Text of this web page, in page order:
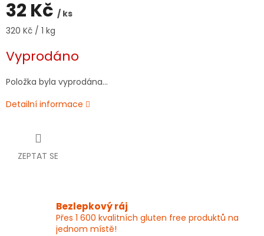
32 Kč / ks
Měrná
320 Kč / 1 kg
Vyprodáno
Položka byla vyprodána…
Detailní informace
ZEPTAT SE
Bezlepkový ráj
Přes 1 600 kvalitních gluten free produktů na
jednom místě!